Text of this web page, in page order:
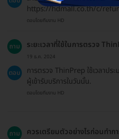
https://hdmall.co.th/c/
ตอบโดยทีมงาน HD
ถาม ระยะเวลาที่ใช้ในการตรวจ
19 ธ.ค. 2024
ตอบ
การตรวจ ThinPrep ใช้เวลาป
ผู้เข้ารับบริการในวันนั้น.
ตอบโดยทีมงาน HD
ถาม ควรเตรียมตัวอย่างไรก่อนทำก